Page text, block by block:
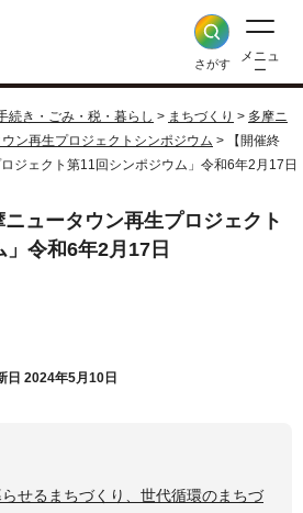
さがす
メニュ
ー
続き・ごみ・税・暮らし > まちづくり > 多摩ニ
ン再生プロジェクトシンポジウム > 【開催終
ジェクト第11回シンポジウム」令和6年2月17日
ニュータウン再生プロジェクト
令和6年2月17日
2024年5月10日
せるまちづくり、世代循環のまちづ